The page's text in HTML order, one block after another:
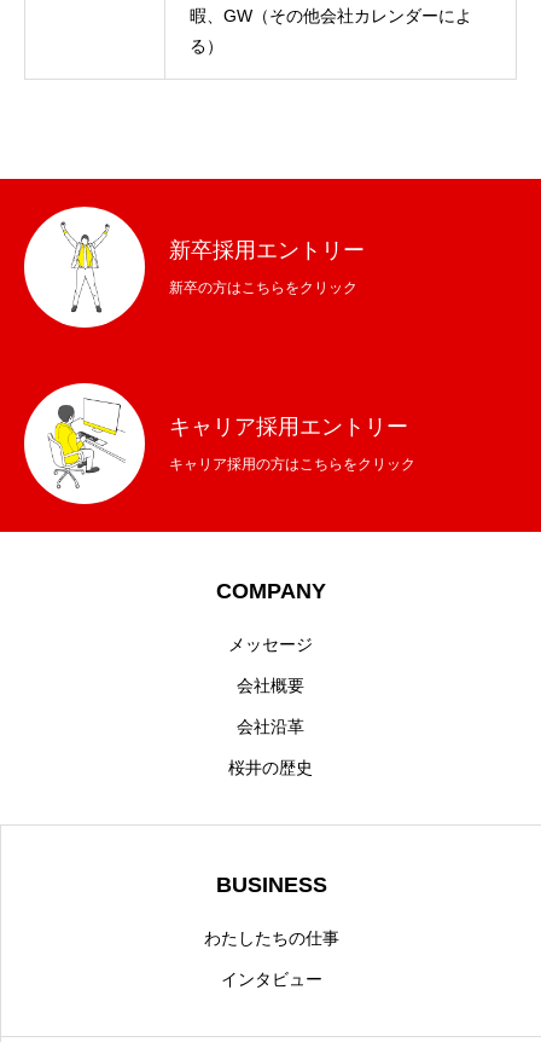
暇、GW（その他会社カレンダーによ
る）
新卒採用エントリー
新卒の方はこちらをクリック
キャリア採用エントリー
キャリア採用の方はこちらをクリック
COMPANY
メッセージ
会社概要
会社沿革
桜井の歴史
BUSINESS
わたしたちの仕事
インタビュー